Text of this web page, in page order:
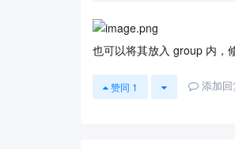
也可以将其放入 group 内，
赞同 1 添加回